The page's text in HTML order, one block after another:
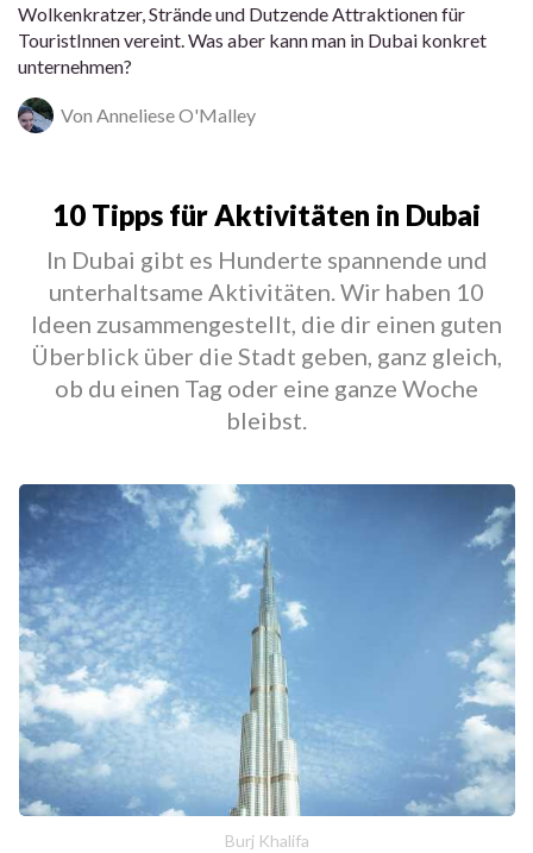
Wolkenkratzer, Strände und Dutzende Attraktionen für
TouristInnen vereint. Was aber kann man in Dubai konkret
unternehmen?
Von Anneliese O'Malley
10 Tipps für Aktivitäten in Dubai
In Dubai gibt es Hunderte spannende und
unterhaltsame Aktivitäten. Wir haben 10
Ideen zusammengestellt, die dir einen guten
Überblick über die Stadt geben, ganz gleich,
ob du einen Tag oder eine ganze Woche
bleibst.
Burj Khalifa